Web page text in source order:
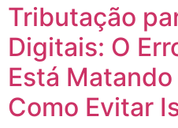
Tributação
Digitais: O
Está
Como Evitar